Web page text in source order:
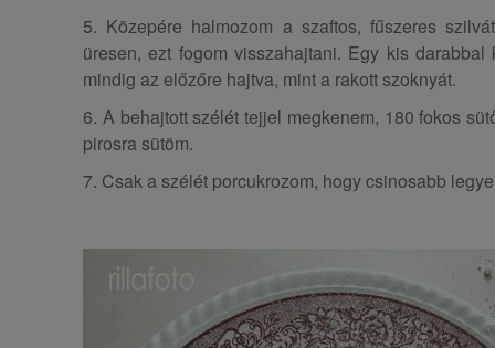
5. Közepére halmozom a szaftos, fűszeres
üresen, ezt fogom visszahajtani. Egy kis
mindig az előzőre hajtva, mint a rakott szoknyát.
6. A behajtott szélét tejjel megkenem, 180 fokos
pirosra sütöm.
7. Csak a szélét porcukrozom, hogy csinosabb